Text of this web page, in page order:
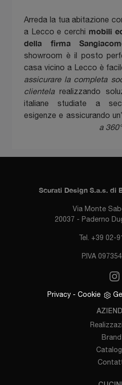
Arreda la tua abitazione
a Lecco e cerchi mobili
della firma
showroom è il posto
casa vicino a Lecco è
assicurare la completa
clientela realizzando
italiane studiate a
esigenze e assicurando
a 360°
Scurati Design S.a.s. di
Via Monte
20037 - Paderno
Tel. +39 02-
P.IVA
Privacy - Cookie
Brand